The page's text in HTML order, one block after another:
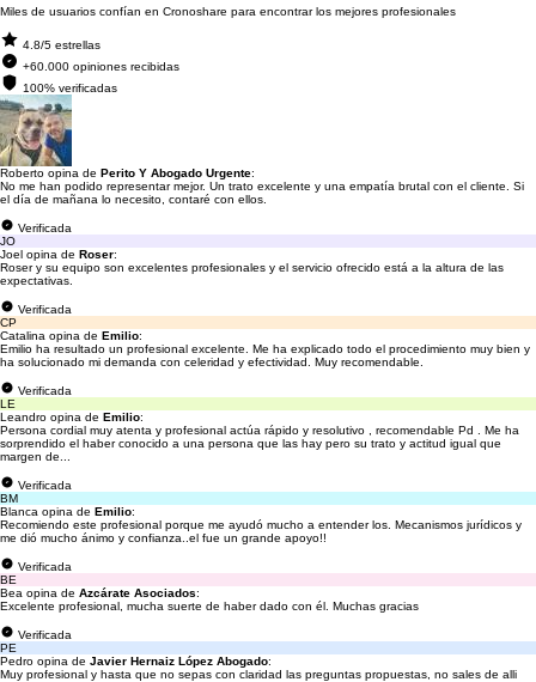
Miles de usuarios confían en Cronoshare para encontrar los mejores profesionales
4.8/5 estrellas
+60.000 opiniones recibidas
100% verificadas
Roberto opina de Perito Y Abogado Urgente:
No me han podido representar mejor. Un trato excelente y una empatía brutal con el cliente. Si
el día de mañana lo necesito, contaré con ellos.
Verificada
JO
Joel opina de Roser:
Roser y su equipo son excelentes profesionales y el servicio ofrecido está a la altura de las
expectativas.
Verificada
CP
Catalina opina de Emilio:
Emilio ha resultado un profesional excelente. Me ha explicado todo el procedimiento muy bien y
ha solucionado mi demanda con celeridad y efectividad. Muy recomendable.
Verificada
LE
Leandro opina de Emilio:
Persona cordial muy atenta y profesional actúa rápido y resolutivo , recomendable Pd . Me ha
sorprendido el haber conocido a una persona que las hay pero su trato y actitud igual que
margen de...
Verificada
BM
Blanca opina de Emilio:
Recomiendo este profesional porque me ayudó mucho a entender los. Mecanismos jurídicos y
me dió mucho ánimo y confianza..el fue un grande apoyo!!
Verificada
BE
Bea opina de Azcárate Asociados:
Excelente profesional, mucha suerte de haber dado con él. Muchas gracias
Verificada
PE
Pedro opina de Javier Hernaiz López Abogado:
Muy profesional y hasta que no sepas con claridad las preguntas propuestas, no sales de alli